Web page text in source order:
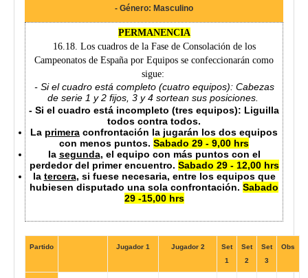
- Género: Masculino
PERMANENCIA
16.18. Los cuadros de la Fase de Consolación de los
Campeonatos de España por Equipos se confeccionarán como
sigue:
- Si el cuadro está completo (cuatro equipos): Cabezas
de serie 1 y 2 fijos, 3 y 4 sortean sus posiciones.
- Si el cuadro está incompleto (tres equipos): Liguilla
todos contra todos.
La primera confrontación la jugarán los dos equipos
con menos puntos. Sabado 29 - 9,00 hrs
la segunda, el equipo con más puntos con el
perdedor del primer encuentro. Sabado 29 - 12,00 hrs
la tercera, si fuese necesaria, entre los equipos que
hubiesen disputado una sola confrontación. Sabado
29 -15,00 hrs
Partido Jugador 1 Jugador 2
Set
1
Set
2
Set
3
Obs